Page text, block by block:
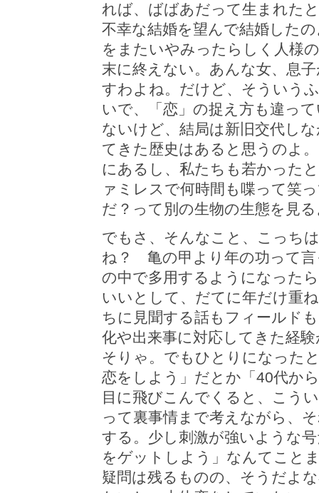
れば、ばばあだって生まれた
不幸な結婚を望んで結婚した
をまたいやみったらしく人様
末に終えない。あんな女、息
すわよね。だけど、そういう
いで、「恋」の捉え方も違っ
ないけど、結局は新旧交代し
てきた歴史はあると思うのよ
にあるし、私たちも若かった
ァミレスで何時間も喋って笑
だ？って別の生物の生態を見
でもさ、そんなこと、こっち
ね？ 亀の甲より年の功って言
の中で多用するようになった
いいとして、だてに年だけ重
ちに見聞する話もフィールド
化や出来事に対応してきた経
そりゃ。でもひとりになった
恋をしよう」だとか「40代か
目に飛びこんでくると、こう
って裏事情まで考えながら、
する。少し刺激が強いような
をゲットしよう」なんてこと
疑問は残るものの、そうだよ